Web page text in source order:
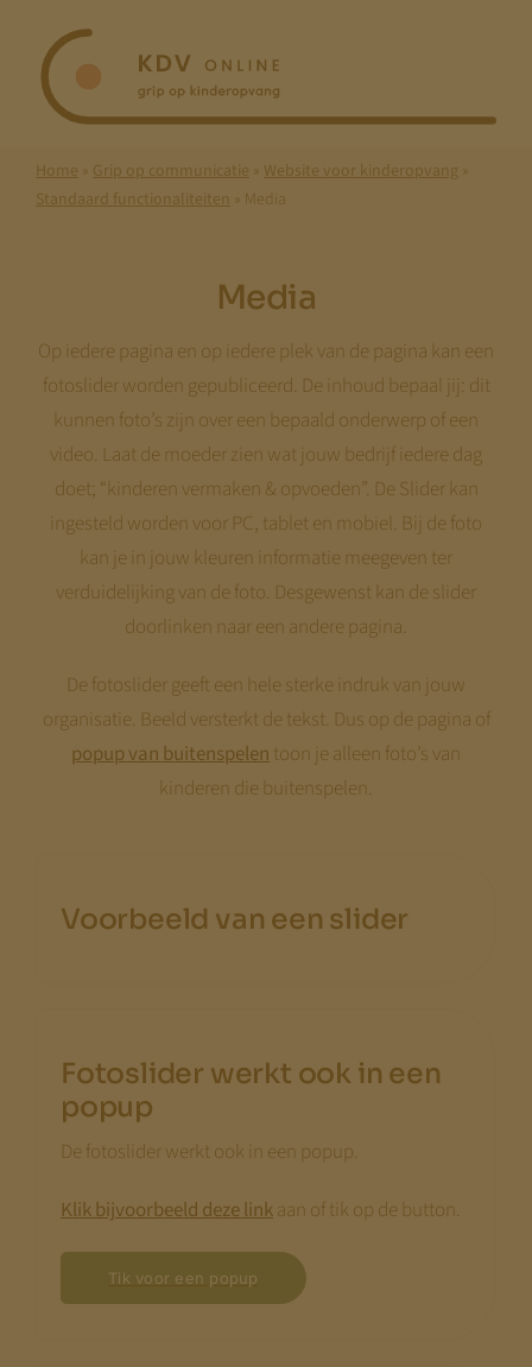
inhoud
Home » Grip op communicatie » Website voor kinderopvang»
Standaard functionaliteiten » Media
Media
Op iedere pagina en op iedere plek van de pagina kan een
fotoslider worden gepubliceerd. De inhoud bepaal jij: dit
kunnen foto’s zijn over een bepaald onderwerp of een
video. Laat de moeder zien wat jouw bedrijf iedere dag
doet; “kinderen vermaken & opvoeden”. De Slider kan
ingesteld worden voor PC, tablet en mobiel. Bij de foto
kan je in jouw kleuren informatie meegeven ter
verduidelijking van de foto. Desgewenst kan de slider
doorlinken naar een andere pagina.
De fotoslider geeft een hele sterke indruk van jouw
organisatie. Beeld versterkt de tekst. Dus op de pagina of
popup van buitenspelentoon je alleen foto’s van
kinderen die buitenspelen.
Voorbeeld van een slider
Fotoslider werkt ook in een
popup
De fotoslider werkt ook in een popup.
Klik bijvoorbeeld deze linkaan of tik op de button.
Tik voor een popup